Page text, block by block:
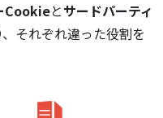
Cookieとサードパーティ
それぞれ違った役割を